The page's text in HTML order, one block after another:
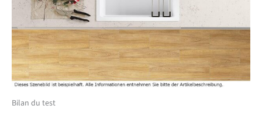
Bilan du test